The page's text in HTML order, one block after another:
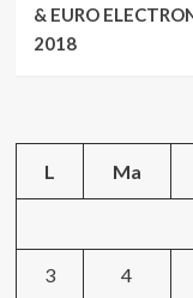
& EURO
2018
L Ma
3 4